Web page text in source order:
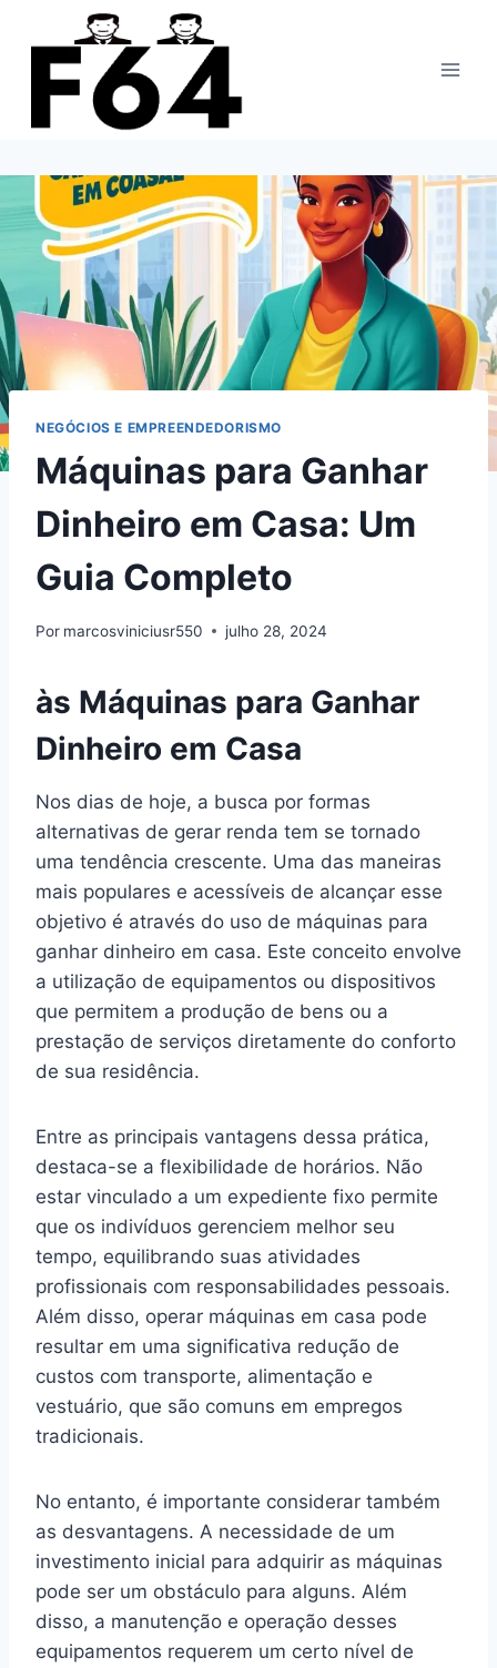
para
NEGÓCIOS E EMPREENDEDORISMO
Máquinas para Ganhar
Dinheiro em Casa: Um
Guia Completo
Por marcosviniciusr550 julho 28, 2024
às Máquinas para Ganhar
Dinheiro em Casa
Nos dias de hoje, a busca por formas
alternativas de gerar renda tem se tornado
uma tendência crescente. Uma das maneiras
mais populares e acessíveis de alcançar esse
objetivo é através do uso de máquinas para
ganhar dinheiro em casa. Este conceito envolve
a utilização de equipamentos ou dispositivos
que permitem a produção de bens ou a
prestação de serviços diretamente do conforto
de sua residência.
Entre as principais vantagens dessa prática,
destaca-se a flexibilidade de horários. Não
estar vinculado a um expediente fixo permite
que os indivíduos gerenciem melhor seu
tempo, equilibrando suas atividades
profissionais com responsabilidades pessoais.
Além disso, operar máquinas em casa pode
resultar em uma significativa redução de
custos com transporte, alimentação e
vestuário, que são comuns em empregos
tradicionais.
No entanto, é importante considerar também
as desvantagens. A necessidade de um
investimento inicial para adquirir as máquinas
pode ser um obstáculo para alguns. Além
disso, a manutenção e operação desses
equipamentos requerem um certo nível de